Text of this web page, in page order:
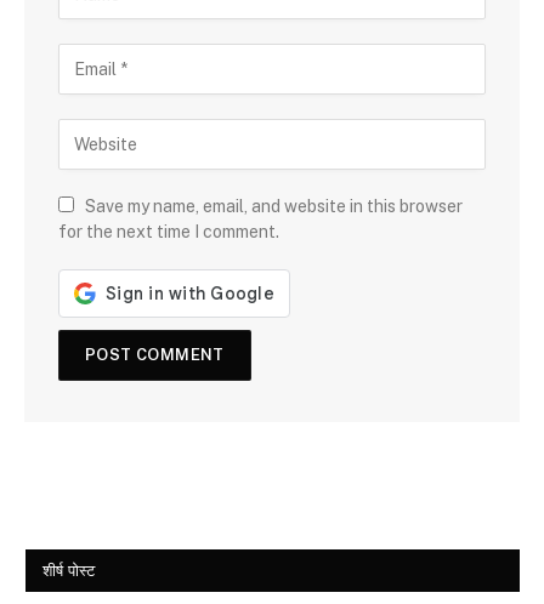
Save my name, email, and website in this browser
for the next time I comment.
शीर्ष पोस्ट